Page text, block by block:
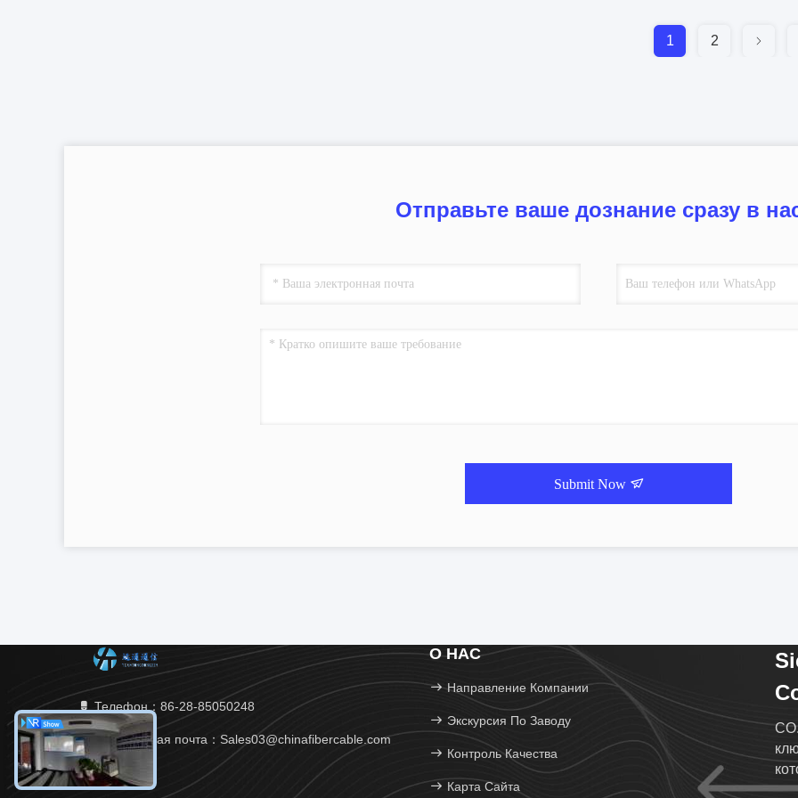
1 2
Отправьте ваше дознание сразу в
Submit Now
Телефон：86-28-85050248
Электронная почта：Sales03@chinafibercable.com
О НАС
Направление Компании
Экскурсия По Заводу
Контроль Качества
Карта Сайта